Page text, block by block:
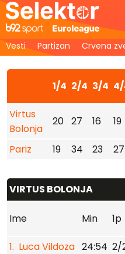
Vesti Partizan Crvena
1/4 2/4 3/4
Virtus
Bolonja
20 27 16 19
Pariz 19 34 23 27
VIRTUS BOLONJA
Ime Min 1p
1. Luca Vildoza 24:54 2/